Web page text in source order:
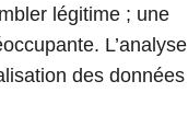
légitime ; une
L’analyse
des données